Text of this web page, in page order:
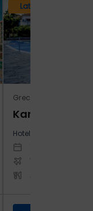
Lato 2026
Grecja / Samos /
Kampos
Hotel:
Warszawa -